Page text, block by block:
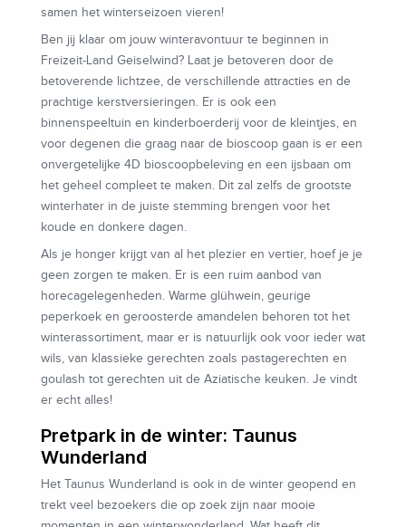
samen het winterseizoen vieren!
Ben jij klaar om jouw winteravontuur te beginnen in
Freizeit-Land Geiselwind? Laat je betoveren door de
betoverende lichtzee, de verschillende attracties en de
prachtige kerstversieringen. Er is ook een
binnenspeeltuin en kinderboerderij voor de kleintjes, en
voor degenen die graag naar de bioscoop gaan is er een
onvergetelijke 4D bioscoopbeleving en een ijsbaan om
het geheel compleet te maken. Dit zal zelfs de grootste
winterhater in de juiste stemming brengen voor het
koude en donkere dagen.
Als je honger krijgt van al het plezier en vertier, hoef je je
geen zorgen te maken. Er is een ruim aanbod van
horecagelegenheden. Warme glühwein, geurige
peperkoek en geroosterde amandelen behoren tot het
winterassortiment, maar er is natuurlijk ook voor ieder wat
wils, van klassieke gerechten zoals pastagerechten en
goulash tot gerechten uit de Aziatische keuken. Je vindt
er echt alles!
Pretpark in de winter: Taunus
Wunderland
Het Taunus Wunderland is ook in de winter geopend en
trekt veel bezoekers die op zoek zijn naar mooie